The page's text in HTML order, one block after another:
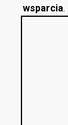
wsparcia.